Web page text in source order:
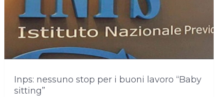
Inps: nessuno stop per i buoni lavoro “Baby
sitting”